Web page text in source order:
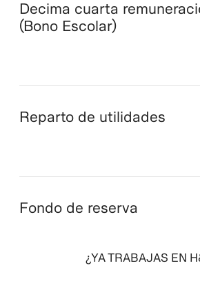
Decima cuarta
(Bono Escolar)
Reparto de utilidades
Fondo de reserva
¿YA TRABAJAS EN